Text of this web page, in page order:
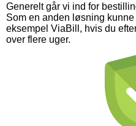
Generelt går vi ind for
Som en anden løsning
eksempel ViaBill, hvis du
over flere uger.